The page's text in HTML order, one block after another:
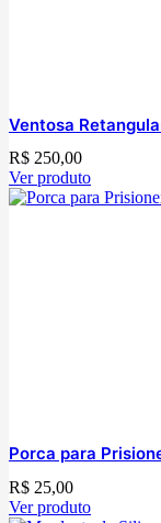
Ventosa
R$ 250,00
Ver produto
Porca para
R$ 25,00
Ver produto